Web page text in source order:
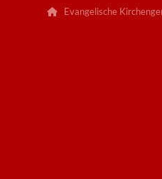
Evangelische